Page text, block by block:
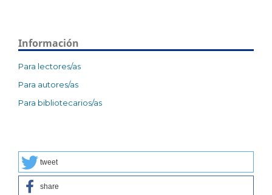
Información
Para lectores/as
Para autores/as
Para bibliotecarios/as
tweet
share